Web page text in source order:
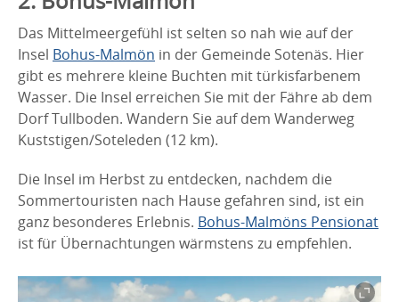
Das Mittelmeergefühl ist selten so nah wie auf der
Insel Bohus-Malmön in der Gemeinde Sotenäs. Hier
gibt es mehrere kleine Buchten mit türkisfarbenem
Wasser. Die Insel erreichen Sie mit der Fähre ab dem
Dorf Tullboden. Wandern Sie auf dem Wanderweg
Kuststigen/Soteleden (12 km).
Die Insel im Herbst zu entdecken, nachdem die
Sommertouristen nach Hause gefahren sind, ist ein
ganz besonderes Erlebnis. Bohus-Malmöns Pensionat
ist für Übernachtungen wärmstens zu empfehlen.